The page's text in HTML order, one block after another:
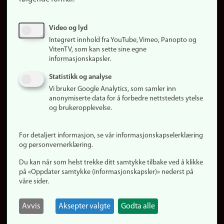
Ledige stillinger
Om nettstedet
Informasjonskapsler
Personvern
Logg inn
Rediger din ansattside
Video og lyd
Integrert innhold fra YouTube, Vimeo, Panopto og
VitenTV, som kan sette sine egne
informasjonskapsler.
Statistikk og analyse
Vi bruker Google Analytics, som samler inn
anonymiserte data for å forbedre nettstedets ytelse
og brukeropplevelse.
For detaljert informasjon, se vår informasjonskapselerklæring
og personvernerklæring.
Du kan når som helst trekke ditt samtykke tilbake ved å klikke
på «Oppdater samtykke (informasjonskapsler)» nederst på
våre sider.
Avvis Aksepter valgte Godta alle